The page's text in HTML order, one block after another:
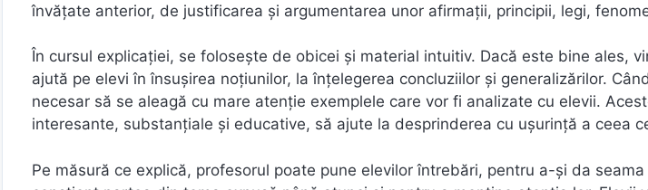
învăţate anterior, de justificarea şi argumentarea unor afirmaţii, principii, legi,
În cursul explicaţiei, se foloseşte de obicei şi material intuitiv. Dacă este bine ales,
ajută pe elevi în însuşirea noţiunilor, la înţelegerea concluziilor şi generalizărilor.
necesar să se aleagă cu mare atenție exemplele care vor fi analizate cu elevii.
interesante, substanţiale şi educative, să ajute la desprinderea cu uşurinţă a ceea
Pe măsură ce explică, profesorul poate pune elevilor întrebări, pentru a-şi da